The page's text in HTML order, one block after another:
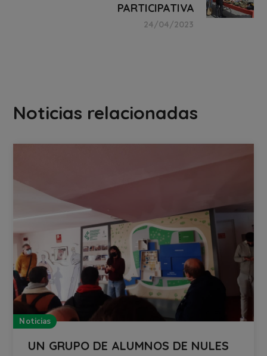
PARTICIPATIVA
24/04/2023
Noticias relacionadas
Noticias
UN GRUPO DE ALUMNOS DE NULES